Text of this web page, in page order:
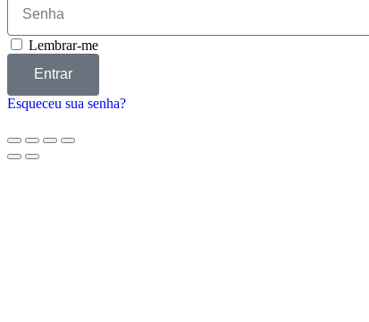
Lembrar-me
Entrar
Esqueceu sua senha?